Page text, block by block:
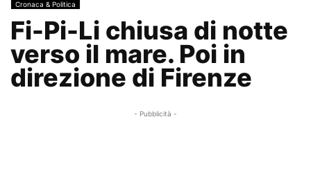
Cronaca & Politica
Fi-Pi-Li chiusa di notte
verso il mare. Poi in
direzione di Firenze
- Pubblicità -